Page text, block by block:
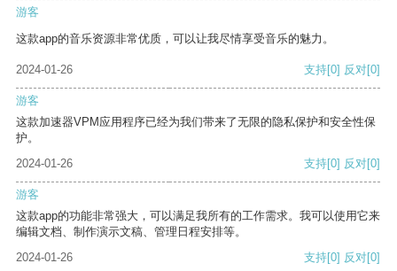
游客
这款app的音乐资源非常优质，可以让我尽情享受音乐的魅力。
2024-01-26 支持[0] 反对[0]
游客
这款加速器VPM应用程序已经为我们带来了无限的隐私保护和安全性保
护。
2024-01-26
支持[0] 反对[0]
游客
这款app的功能非常强大，可以满足我所有的工作需求。我可以使用它来
编辑文档、制作演示文稿、管理日程安排等。
2024-01-26
支持[0] 反对[0]